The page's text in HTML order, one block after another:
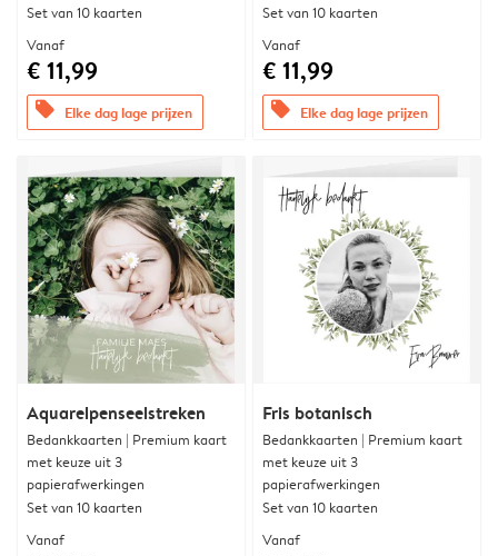
Set van 10 kaarten
Vanaf
€ 11,99
offers Elke dag lage prijzen
Set van 10 kaarten
Vanaf
€ 11,99
offers Elke dag lage prijzen
Aquarelpenseelstreken
Bedankkaarten | Premium kaart
met keuze uit 3
papierafwerkingen
Set van 10 kaarten
Vanaf
Fris botanisch
Bedankkaarten | Premium kaart
met keuze uit 3
papierafwerkingen
Set van 10 kaarten
Vanaf